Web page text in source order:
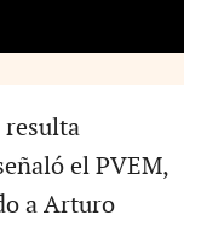
el PVEM,
a Arturo